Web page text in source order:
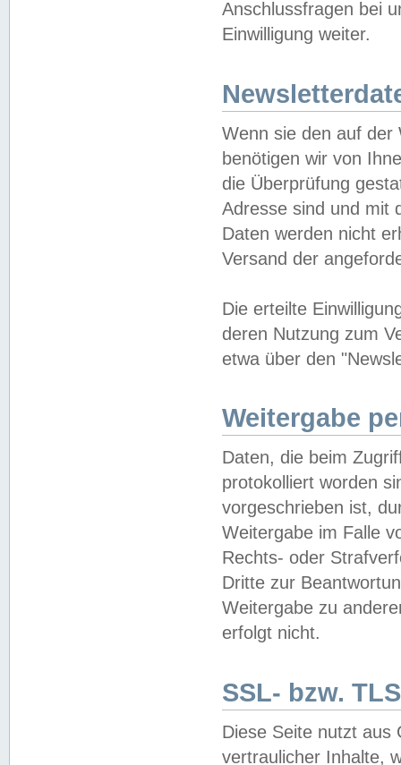
Anschlussfragen bei
Einwilligung weiter.
Wenn sie den auf der
benötigen wir von
die Überprüfung
Adresse sind und mit
Daten werden nicht
Versand der
Die erteilte
deren Nutzung zum
etwa über den
Weitergabe
Daten, die beim
protokolliert worden
vorgeschrieben ist,
Weitergabe im Falle
Rechts- oder
Dritte zur
Weitergabe zu
erfolgt nicht.
SSL- bzw.
Diese Seite nutzt aus
vertraulicher Inhalte,